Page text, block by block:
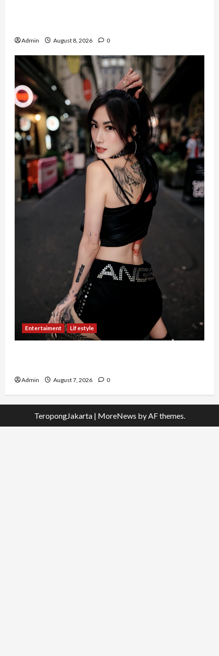
Admin August 8, 2026 0
Entertaiment Lifestyle
Admin August 7, 2026 0
TeropongJakarta | MoreNews by AF themes.